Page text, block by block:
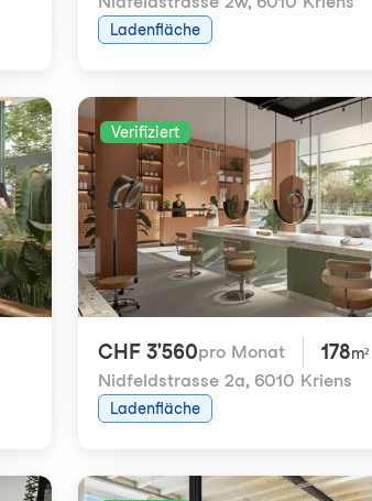
Ladenfläche
Verifiziert
CHF 3'560pro Monat 178m²
Nidfeldstrasse 2a, 6010 Kriens
Ladenfläche